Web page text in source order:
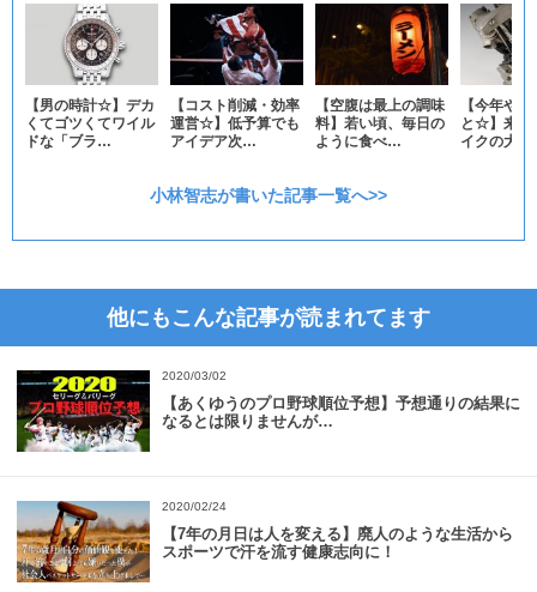
【男の時計☆】デカ
くてゴツくてワイル
ドな「ブラ…
【コスト削減・効率
運営☆】低予算でも
アイデア次…
【空腹は最上の調味
料】若い頃、毎日の
ように食べ…
【今年や
と☆】来年
イクの大
小林智志が書いた記事一覧へ>>
他にもこんな記事が読まれてます
2020/03/02
【あくゆうのプロ野球順位予想】予想通りの結果に
なるとは限りませんが…
2020/02/24
【7年の月日は人を変える】廃人のような生活から
スポーツで汗を流す健康志向に！